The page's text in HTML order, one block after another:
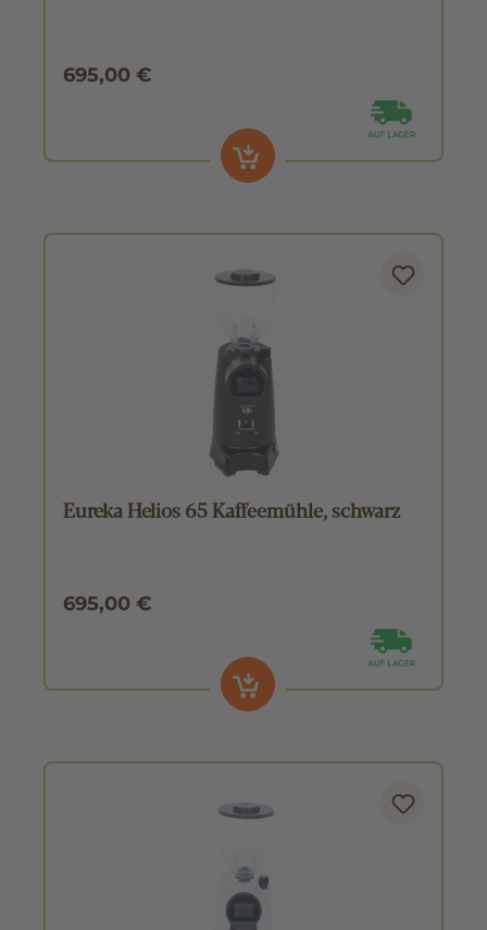
695,00 €
Eureka Helios 65 Kaffeemühle, schwarz
695,00 €